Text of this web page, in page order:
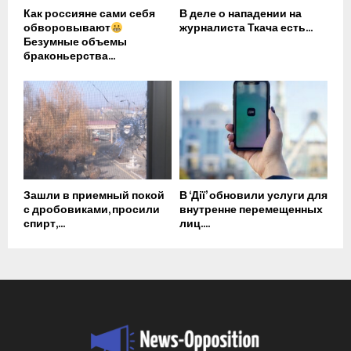
Как россияне сами себя
обворовывают
Безумные объемы
браконьерства...
В деле о нападении на
журналиста Ткача есть...
Зашли в приемный покой
с дробовиками, просили
спирт,...
В ‘Дії’ обновили услуги для
внутренне перемещенных
лиц....